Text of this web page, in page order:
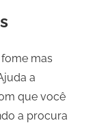
mas
a
que você
a procura